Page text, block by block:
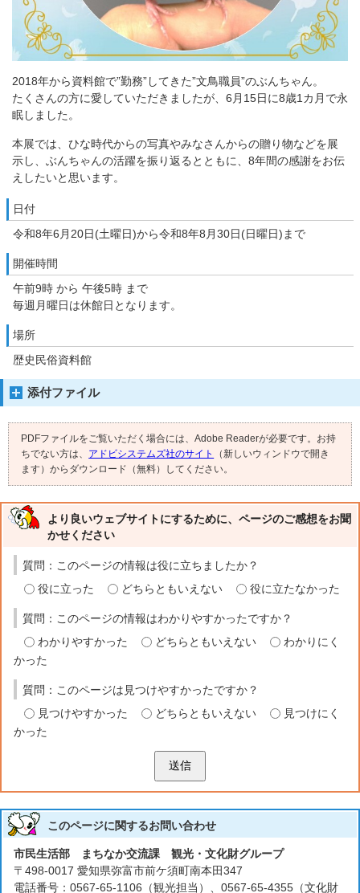
2018年から資料館で”勤務”してきた”文鳥職員”のぶんちゃん。
たくさんの方に愛していただきましたが、6月15日に8歳1カ月で永
眠しました。
本展では、ひな時代からの写真やみなさんからの贈り物などを展
示し、ぶんちゃんの活躍を振り返るとともに、8年間の感謝をお伝
えしたいと思います。
日付
令和8年6月20日(土曜日)から令和8年8月30日(日曜日)まで
開催時間
午前9時 から 午後5時 まで
毎週月曜日は休館日となります。
場所
歴史民俗資料館
添付ファイル
PDFファイルをご覧いただく場合には、Adobe Readerが必要です。お持
ちでない方は、 アドビシステムズ社のサイト
（新しいウィンドウで開き
ます）からダウンロード（無料）してください。
より良いウェブサイトにするために、ページのご感想をお聞
かせください
質問：このページの情報は役に立ちましたか？
役に立った
どちらともいえない 役に立たなかった
質問：このページの情報はわかりやすかったですか？
わかりやすかった
どちらともいえない
わかりにく
かった
質問：このページは見つけやすかったですか？
見つけやすかった
どちらともいえない
見つけにく
かった
送信
このページに関するお問い合わせ
市民生活部 まちなか交流課 観光・文化財グループ
〒498-0017 愛知県弥富市前ケ須町南本田347
電話番号：0567-65-1106（観光担当）、0567-65-4355（文化財